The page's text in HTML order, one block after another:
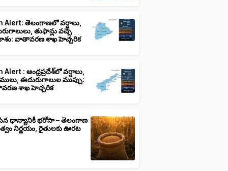
Alert: తెలంగాణలో వర్షాలు,
తుఫాన్లు వచ్చే
వాతావరణ శాఖ హెచ్చరిక
Alert : ఆంధ్రప్రదేశ్‌లో వర్షాలు,
ఈదురుగాలుల ముప్పు:
శాఖ హెచ్చరిక
ధాన్యానికీ భరోసా – తెలంగాణ
నిర్ణయం, రైతులకు ఊరట